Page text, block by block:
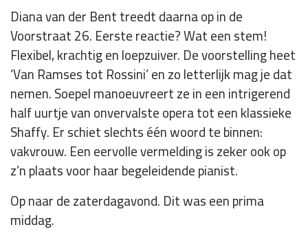
Diana van der Bent treedt daarna op in de
Voorstraat 26. Eerste reactie? Wat een stem!
Flexibel, krachtig en loepzuiver. De voorstelling heet
‘Van Ramses tot Rossini’ en zo letterlijk mag je dat
nemen. Soepel manoeuvreert ze in een intrigerend
half uurtje van onvervalste opera tot een klassieke
Shaffy. Er schiet slechts één woord te binnen:
vakvrouw. Een eervolle vermelding is zeker ook op
z’n plaats voor haar begeleidende pianist.
Op naar de zaterdagavond. Dit was een prima
middag.